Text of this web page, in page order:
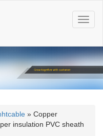
T
o
g
l
n
a
g
» Copper
insulation PVC sheath